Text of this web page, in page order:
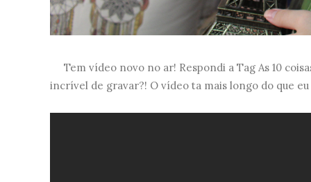
Tem vídeo novo no ar! Respondi a Tag As 10
incrível de gravar?! O vídeo ta mais longo do que